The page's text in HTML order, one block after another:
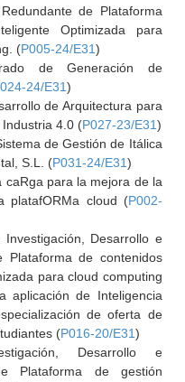
de Plataforma
Optimizada para
(P005-24/E31)
de Generación de
24/E31)
de Arquitectura para
Industria 4.0 (P027-23/E31)
de Gestión de Itálica
S.L. (P031-24/E31)
caRga para la mejora de la
platafORMa cloud (P002-
Investigación, Desarrollo e
Plataforma de contenidos
para cloud computing
aplicación de Inteligencia
de oferta de
(P016-20/E31)
Desarrollo e
Plataforma de gestión